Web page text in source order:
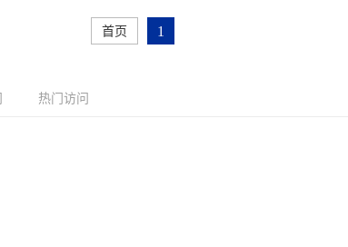
首页 1
热门访问